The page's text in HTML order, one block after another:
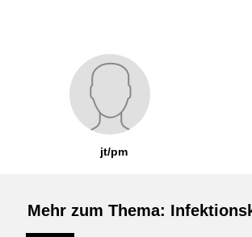
jt/pm
Mehr zum Thema: